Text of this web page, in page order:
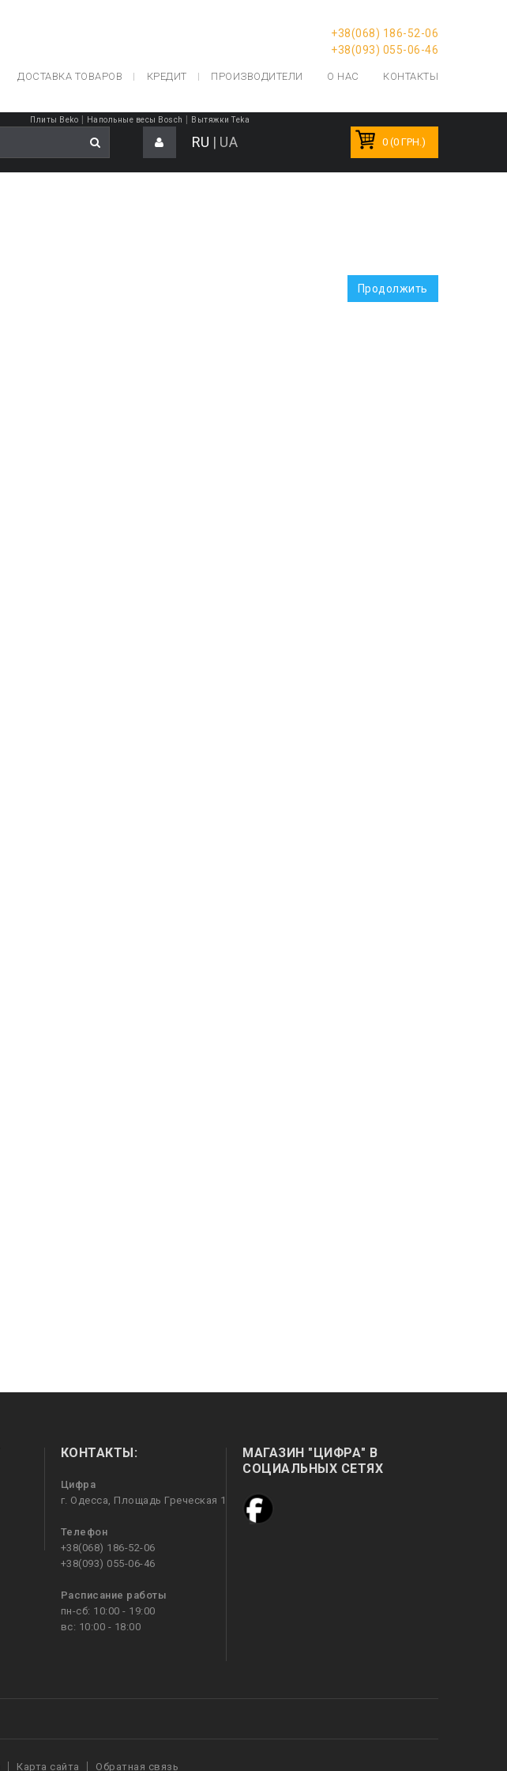
+38(068) 186-52-06
+38(093) 055-06-46
ДОСТАВКА ТОВАРОВ КРЕДИТ ПРОИЗВОДИТЕЛИ О НАС КОНТАКТЫ
Плиты Beko Напольные весы Bosch Вытяжки Teka
RU | UA 0 (0 ГРН.)
Продолжить
КОНТАКТЫ:
Цифра
г. Одесса, Площадь Греческая 1
Телефон
+38(068) 186-52-06
+38(093) 055-06-46
Расписание работы
пн-сб: 10:00 - 19:00
вс: 10:00 - 18:00
МАГАЗИН "ЦИФРА" В
СОЦИАЛЬНЫХ СЕТЯХ
Карта сайта Обратная связь